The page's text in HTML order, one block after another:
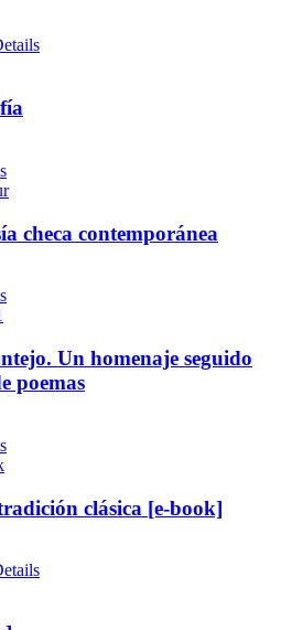
elegir
elegircheca contemporánea
Un homenaje seguido
poemas
clásica [e-book]